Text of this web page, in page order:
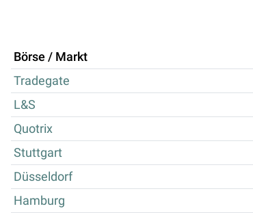
Börse / Markt
Tradegate
L&S
Quotrix
Stuttgart
Düsseldorf
Hamburg